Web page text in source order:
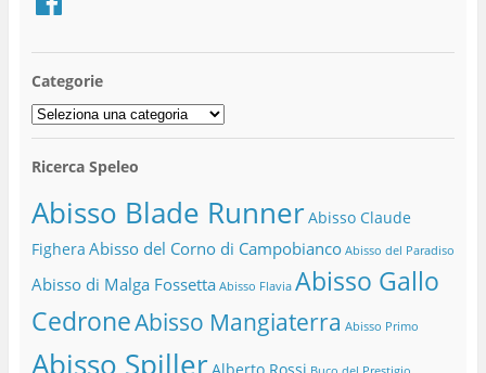
Categorie
Categorie
Ricerca Speleo
Abisso Blade RunnerAbisso Claude
Fighera Abisso del Corno di Campobianco Abisso del Paradiso
Abisso di Malga Fossetta Abisso Flavia Abisso Gallo
CedroneAbisso Mangiaterra Abisso Primo
Abisso Spiller